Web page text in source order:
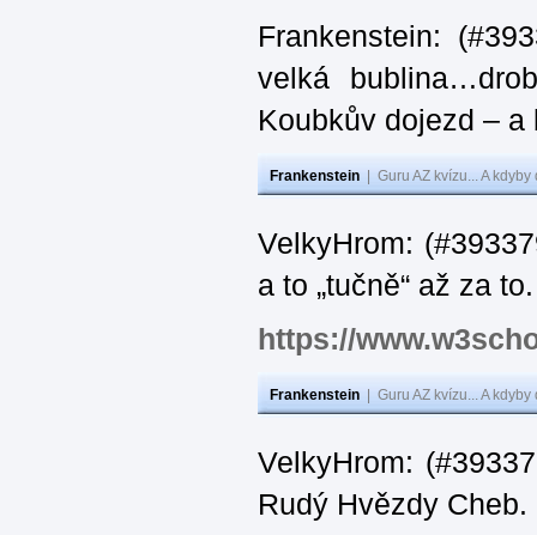
Frankenstein:
velká
Koubkův dojezd –
Frankenstein Guru AZ kvízu... A
VelkyHrom:
a to „tučně“ až za
https://
Frankenstein Guru AZ kvízu... A
VelkyHrom:
Rudý Hvězdy Cheb.